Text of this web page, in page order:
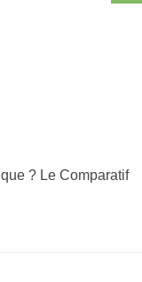
? Le Comparatif